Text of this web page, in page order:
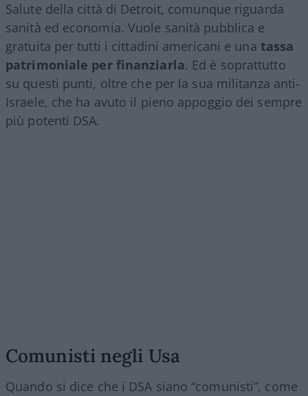
Salute della città di Detroit, comunque riguarda
sanità ed economia. Vuole sanità pubblica e
gratuita per tutti i cittadini americani e una tassa
patrimoniale per finanziarla. Ed è soprattutto
su questi punti, oltre che per la sua militanza anti-
Israele, che ha avuto il pieno appoggio dei sempre
più potenti DSA.
Comunisti negli Usa
Quando si dice che i DSA siano “comunisti”, come